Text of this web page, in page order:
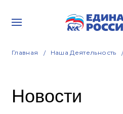
Главная Наша Деятельность
Новости